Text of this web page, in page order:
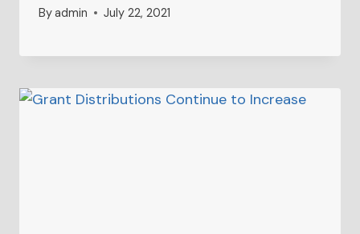
Byadmin July 22, 2021